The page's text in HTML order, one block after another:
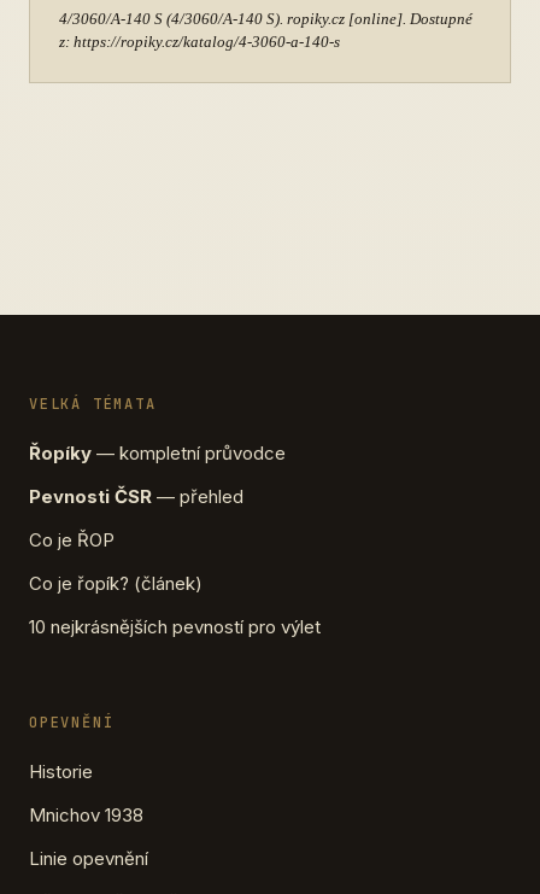
4/3060/A-140 S (4/3060/A-140 S). ropiky.cz [online]. Dostupné
z: https://ropiky.cz/katalog/4-3060-a-140-s
VELKÁ TÉMATA
Řopíky — kompletní průvodce
Pevnosti ČSR — přehled
Co je ŘOP
Co je řopík? (článek)
10 nejkrásnějších pevností pro výlet
OPEVNĚNÍ
Historie
Mnichov 1938
Linie opevnění